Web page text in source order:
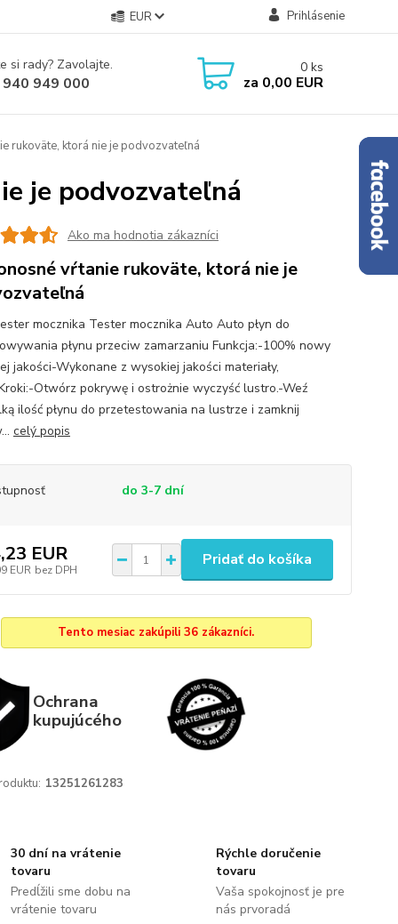
EUR Prihlásenie
si rady? Zavolajte.
949 000
0 ks
za 0,00 EUR
rukoväte, ktorá nie je podvozvateľná
je podvozvateľná
Ako ma hodnotia zákazníci
vŕtanie rukoväte, ktorá nie je
mocznika Tester mocznika Auto Auto płyn do
płynu przeciw zamarzaniu Funkcja:-100% nowy
jakości-Wykonane z wysokiej jakości materiały,
Otwórz pokrywę i ostrożnie wyczyść lustro.-Weź
ilość płynu do przetestowania na lustrze i zamknij
celý popis
do 3-7 dní
EUR
EUR bez DPH
Pridať do košíka
Tento mesiac zakúpili 36 zákazníci.
Ochrana
kupujúcého
13251261283
30 dní na vrátenie
tovaru
Predĺžili sme dobu na
vrátenie tovaru
Rýchle doručenie
tovaru
Vaša spokojnosť je pre
nás prvoradá